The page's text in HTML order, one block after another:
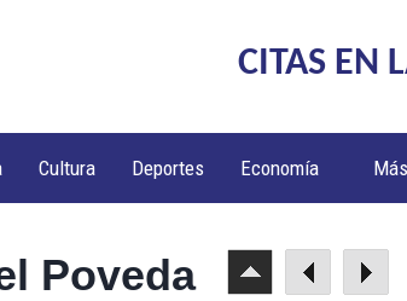
CITAS EN
Cultura Deportes Economía Más
Poveda